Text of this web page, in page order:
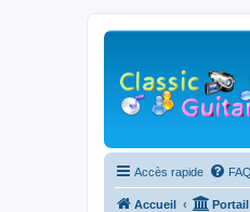
Accès rapide FAQ
Accueil Portail